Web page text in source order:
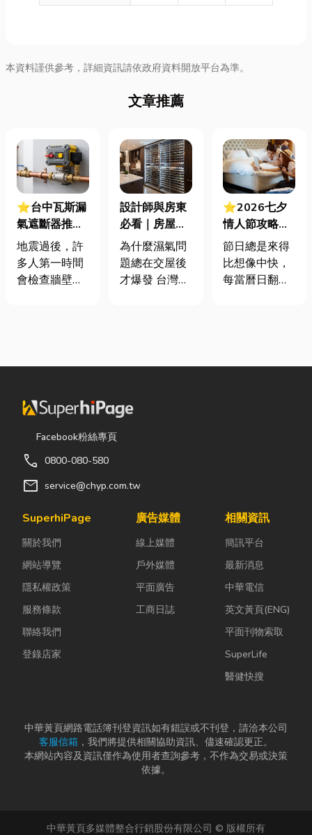
本資料謹供參考，詳細資訊請依政府資料開放平台為準。
文章推薦
⭐台中瓦斯漏
氣遮斷器推薦
廠商在這！地
震氣爆怎麼
防？警報器與
地震過後，許
多人第一時間
會檢查牆壁裂
線。日前日本
城在地震後引
發嚴重氣爆，
正是因為震波
管線受損、氣
體微量外洩所
默充斥在空間
一絲靜電或按
下開關的火
花...
設計師與房東
必看｜房屋濕
氣重怎麼辦？
全屋除濕機＋
全熱交換器整
為什麼濕氣問
題總在交屋後
才爆發 台灣氣
同步規劃空氣
不到的地方持
間： 精品包、
藏最怕潮濕，
好，發霉、
⭐2026七夕
情人節攻略！
七夕送什麼不
踩雷？限定甜
點哪裡買？台
節日總是來得
比想像中快，
每當曆日翻到
候？」、「七
著生活節奏加
因工作繁忙而
忘記節日，或
是苦惱於「七
Facebook粉絲專頁
call 0800-080-580
mail service@chyp.com.tw
SuperhiPage
關於我們
網站導覽
隱私權政策
服務條款
聯絡我們
登錄店家
廣告媒體
線上媒體
戶外媒體
平面廣告
工商日誌
相關資訊
簡訊平台
最新消息
中華電信
英文黃頁(ENG)
平面刊物索取
SuperLife
醫健快搜
中華黃頁網路電話簿刊登資訊如有錯誤或不刊登，請洽本公司
客服信箱 ，我們將提供相關協助資訊、儘速確認更正。
本網站內容及資訊僅作為使用者查詢參考，不作為交易或決策
依據。
中華黃頁多媒體整合行銷股份有限公司 © 版權所有